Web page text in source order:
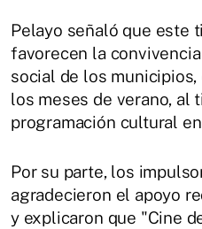
Pelayo señaló que este
favorecen la
social de los
los meses de verano, al
programación cultural
Por su parte, los
agradecieron el apoyo
y explicaron que "Cine